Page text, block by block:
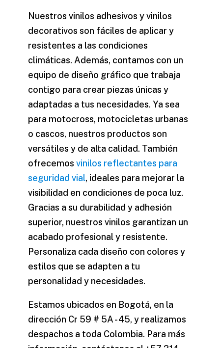
Nuestros vinilos adhesivos y vinilos
decorativos son fáciles de aplicar y
resistentes a las condiciones
climáticas. Además, contamos con un
equipo de diseño gráfico que trabaja
contigo para crear piezas únicas y
adaptadas a tus necesidades. Ya sea
para motocross, motocicletas urbanas
o cascos, nuestros productos son
versátiles y de alta calidad. También
ofrecemos vinilos reflectantes para
seguridad vial, ideales para mejorar la
visibilidad en condiciones de poca luz.
Gracias a su durabilidad y adhesión
superior, nuestros vinilos garantizan un
acabado profesional y resistente.
Personaliza cada diseño con colores y
estilos que se adapten a tu
personalidad y necesidades.
Estamos ubicados en Bogotá, en la
dirección Cr 59 # 5A - 45, y realizamos
despachos a toda Colombia. Para más